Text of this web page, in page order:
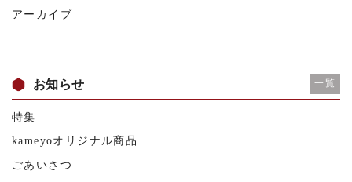
アーカイブ
お知らせ 一覧
特集
kameyoオリジナル商品
ごあいさつ